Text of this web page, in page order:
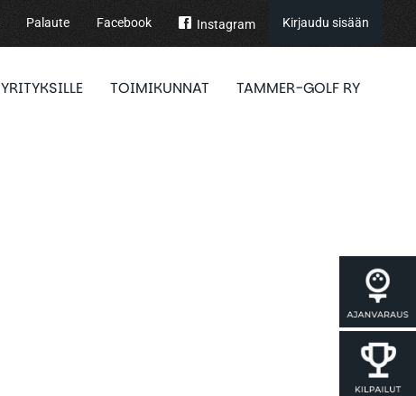
Palaute Facebook Instagram Kirjaudu sisään
YRITYKSILLE TOIMIKUNNAT TAMMER-GOLF RY